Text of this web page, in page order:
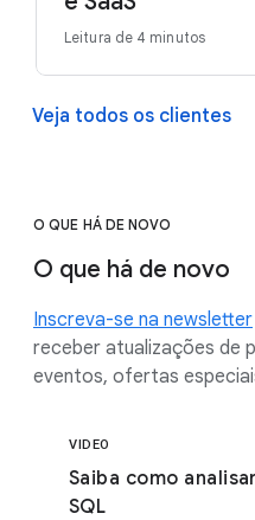
Leitura de 4 minutos
Veja todos os clientes
O QUE HÁ DE NOVO
O que há de novo
Inscreva-se na newsletter
receber atualizações de
eventos, ofertas
VIDEO
Saiba como
SQL